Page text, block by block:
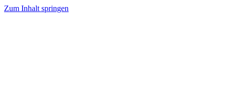
Zum Inhalt springen